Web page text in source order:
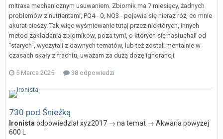
mitraxa mechanicznym usuwaniem. Zbiornik ma 7 miesięcy, żadnych
problemów z nutrientami, PO4 - 0, NO3 - pojawia się nieraz róż, co mnie
akurat cieszy. Tak więc wyśmiewanie tutaj przez niektórych, innych
metod zakładania zbiorników, poza tymi, o których się nasłuchali od
"starych", wyczytali z dawnych tematów, lub też zostali mentalnie w
czasach skały z frachtu, uważam za dużą dozę ignorancji.
5 Marca 2025 38 odpowiedzi
730 pod Śnieżką
Ironista odpowiedziałxyz2017 → na temat → Akwaria powyżej
600 L